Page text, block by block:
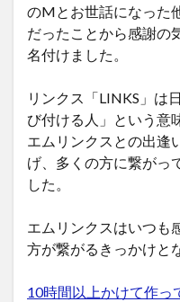
のMとお世話になった
だったことから感謝の
名付けました。
リンクス「LINKS」は
び付ける人」という意
エムリンクスとの出逢
げ、多くの方に繋がっ
した。
エムリンクスはいつも
方が繋がるきっかけと
10時間以上かけて作っ